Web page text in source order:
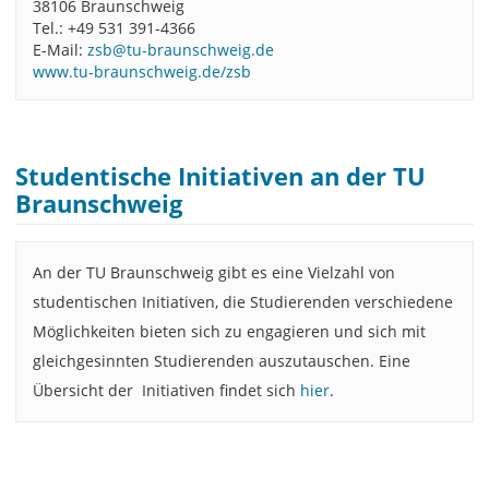
38106 Braunschweig
Tel.: +49 531 391-4366
E-Mail: zsb@tu-braunschweig.de
www.tu-braunschweig.de/zsb
Studentische Initiativen an der TU
Braunschweig
An der TU Braunschweig gibt es eine Vielzahl von
studentischen Initiativen, die Studierenden verschiedene
Möglichkeiten bieten sich zu engagieren und sich mit
gleichgesinnten Studierenden auszutauschen. Eine
Übersicht der Initiativen findet sich hier.